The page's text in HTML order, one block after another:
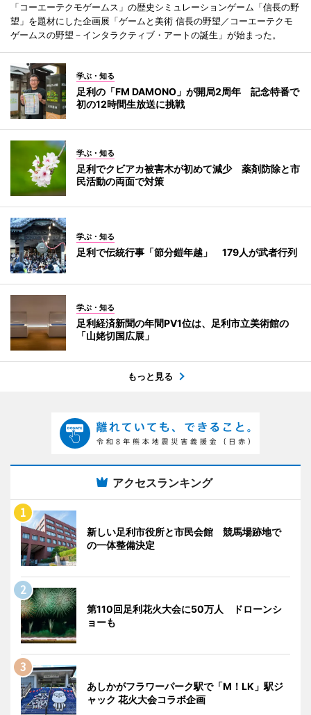
「コーエーテクモゲームス」の歴史シミュレーションゲーム「信長の野
望」を題材にした企画展「ゲームと美術 信長の野望／コーエーテクモ
ゲームスの野望－インタラクティブ・アートの誕生」が始まった。
学ぶ・知る
足利の「FM DAMONO」が開局2周年 記念特番で
初の12時間生放送に挑戦
学ぶ・知る
足利でクビアカ被害木が初めて減少 薬剤防除と市
民活動の両面で対策
学ぶ・知る
足利で伝統行事「節分鎧年越」 179人が武者行列
学ぶ・知る
足利経済新聞の年間PV1位は、足利市立美術館の
「山姥切国広展」
もっと見る
アクセスランキング
新しい足利市役所と市民会館 競馬場跡地で
の一体整備決定
第110回足利花火大会に50万人 ドローンシ
ョーも
あしかがフラワーパーク駅で「M！LK」駅ジ
ャック 花火大会コラボ企画